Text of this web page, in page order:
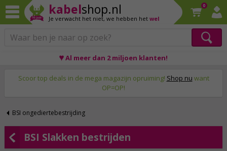
kabelshop.nl
Je verwacht het niet, we hebben het wel
0
♥ Al meer dan 2 miljoen klanten!
Scoor top deals in de mega magazijn opruiming! Shop nu want
OP=OP!
BSI ongediertebestrijding
BSI Slakken bestrijden